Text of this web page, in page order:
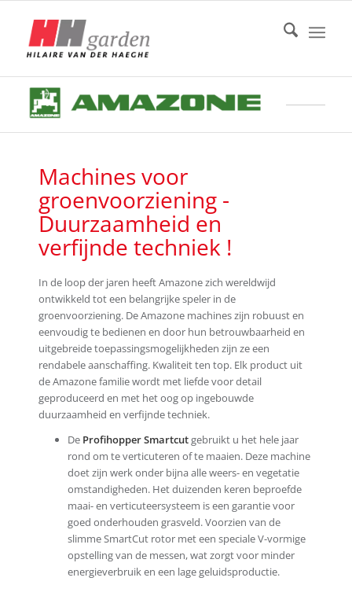
Machines voor
groenvoorziening -
Duurzaamheid en
verfijnde techniek !
In de loop der jaren heeft Amazone zich wereldwijd
ontwikkeld tot een belangrijke speler in de
groenvoorziening. De Amazone machines zijn robuust en
eenvoudig te bedienen en door hun betrouwbaarheid en
uitgebreide toepassingsmogelijkheden zijn ze een
rendabele aanschaffing. Kwaliteit ten top. Elk product uit
de Amazone familie wordt met liefde voor detail
geproduceerd en met het oog op ingebouwde
duurzaamheid en verfijnde techniek.
De Profihopper Smartcutgebruikt u het hele jaar
rond om te verticuteren of te maaien. Deze machine
doet zijn werk onder bijna alle weers- en vegetatie
omstandigheden. Het duizenden keren beproefde
maai- en verticuteersysteem is een garantie voor
goed onderhouden grasveld. Voorzien van de
slimme SmartCut rotor met een speciale V-vormige
opstelling van de messen, wat zorgt voor minder
energieverbruik en een lage geluidsproductie.